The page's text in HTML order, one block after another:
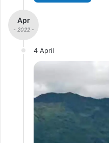
Apr
- 2022 -
4 April